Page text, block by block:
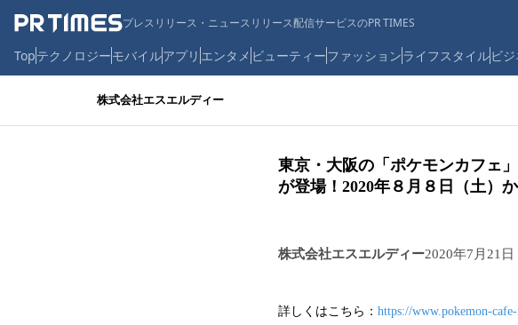
プレスリリース・ニュースリリース配信サービスのPR TIMES
Topテクノロジーモバイルアプリ エンタメ ビューティーファッションライフスタイルビ
株式会社エスエルディー
東京・大阪の「ポケモンカフェ
が登場！2020年８月８日（土）
株式会社エスエルディー2020年7月21日
詳しくはこちら： https://www.pokemon-